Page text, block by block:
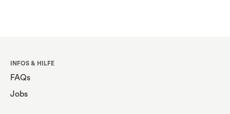
INFOS & HILFE
FAQs
Jobs